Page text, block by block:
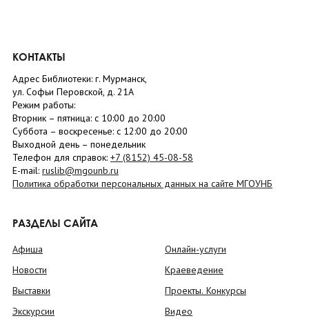
КОНТАКТЫ
Адрес Библиотеки: г. Мурманск,
ул. Софьи Перовской, д. 21А
Режим работы:
Вторник – пятница: с 10:00 до 20:00
Суббота – воскресенье: c 12:00 до 20:00
Выходной день – понедельник
Телефон для справок: +7 (8152) 45-08-58
E-mail: ruslib@mgounb.ru
Политика обработки персональных данных на сайте МГОУНБ
РАЗДЕЛЫ САЙТА
Афиша
Новости
Выставки
Экскурсии
Онлайн-услуги
Краеведение
Проекты. Конкурсы
Видео